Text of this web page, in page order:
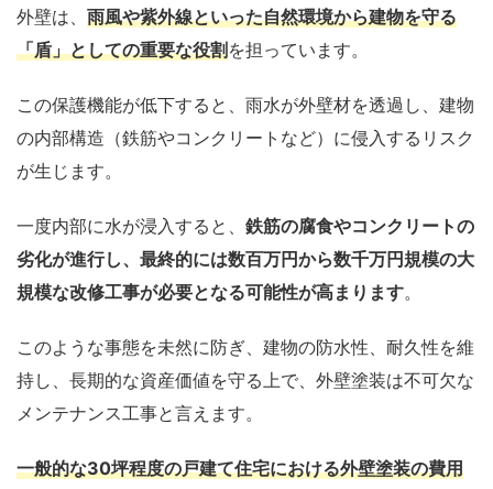
外壁は、 雨風や紫外線といった自然環境から建物を守る
「盾」としての重要な役割 を担っています。
この保護機能が低下すると、雨水が外壁材を透過し、建物
の内部構造（鉄筋やコンクリートなど）に侵入するリスク
が生じます。
一度内部に水が浸入すると、 鉄筋の腐食やコンクリートの
劣化が進行し、最終的には数百万円から数千万円規模の大
規模な改修工事が必要となる可能性が高まります。
このような事態を未然に防ぎ、建物の防水性、耐久性を維
持し、長期的な資産価値を守る上で、外壁塗装は不可欠な
メンテナンス工事と言えます。
一般的な30坪程度の戸建て住宅における外壁塗装の費用